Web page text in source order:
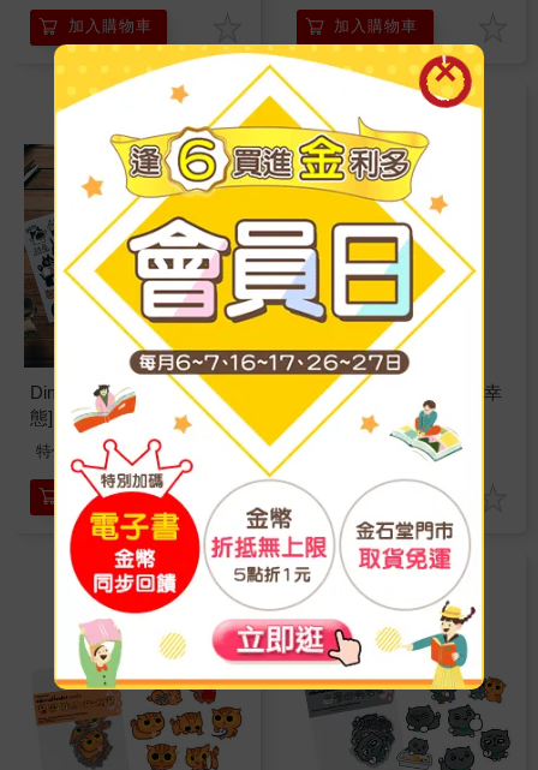
加入購物車 加入購物車
Dimanche感壓貼 [貓的三
態]
特價 元
加入購物車
Cheesy duck Sticker 確幸
鴨貼紙組
特價
加入購物車